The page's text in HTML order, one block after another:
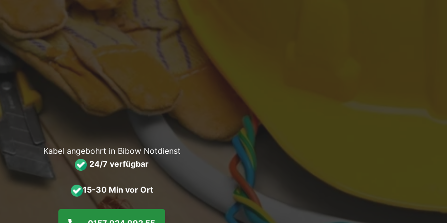
Kabel angebohrt in Bibow Notdienst
24/7 verfügbar
15-30 Min vor Ort